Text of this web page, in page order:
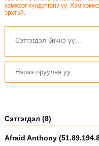
хэмжээг хүндэтгэнэ үү. Хэм
эрхтэй.
Сэтгэгдэл (8)
Afraid Anthony